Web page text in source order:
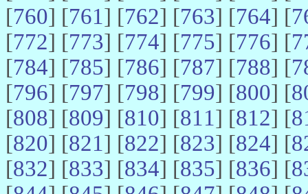
[760] [761] [762] [763] [764] [
[772] [773] [774] [775] [776] [
[784] [785] [786] [787] [788] [
[796] [797] [798] [799] [800] [
[808] [809] [810] [811] [812] [
[820] [821] [822] [823] [824] [
[832] [833] [834] [835] [836] [